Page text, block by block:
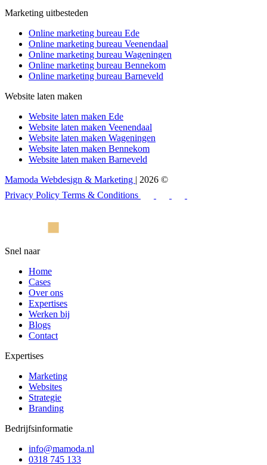
Marketing uitbesteden
Online marketing bureau Ede
Online marketing bureau Veenendaal
Online marketing bureau Wageningen
Online marketing bureau Bennekom
Online marketing bureau Barneveld
Website laten maken
Website laten maken Ede
Website laten maken Veenendaal
Website laten maken Wageningen
Website laten maken Bennekom
Website laten maken Barneveld
Mamoda Webdesign & Marketing | 2026 ©
Privacy Policy Terms & Conditions
Snel naar
Home
Cases
Over ons
Expertises
Werken bij
Blogs
Contact
Expertises
Marketing
Websites
Strategie
Branding
Bedrijfsinformatie
info@mamoda.nl
0318 745 133